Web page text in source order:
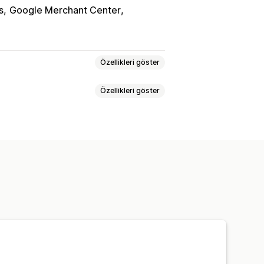
Google Merchant Center
Özellikleri göster
Özellikleri göster